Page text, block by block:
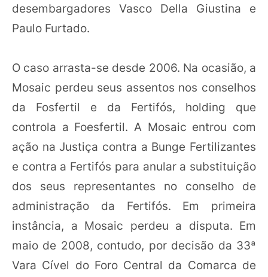
desembargadores Vasco Della Giustina e
Paulo Furtado.
O caso arrasta-se desde 2006. Na ocasião, a
Mosaic perdeu seus assentos nos conselhos
da Fosfertil e da Fertifós, holding que
controla a Foesfertil. A Mosaic entrou com
ação na Justiça contra a Bunge Fertilizantes
e contra a Fertifós para anular a substituição
dos seus representantes no conselho de
administração da Fertifós. Em primeira
instância, a Mosaic perdeu a disputa. Em
maio de 2008, contudo, por decisão da 33ª
Vara Cível do Foro Central da Comarca de